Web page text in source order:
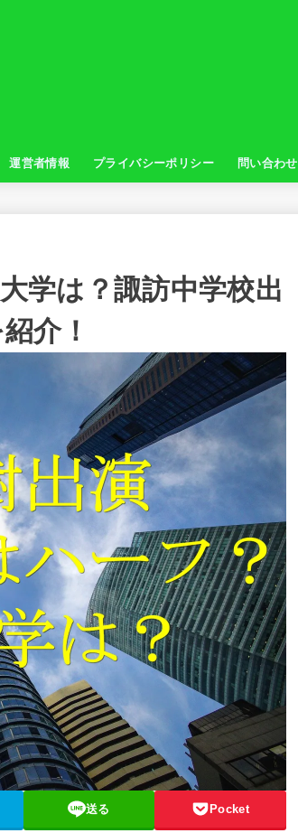
運営者情報 プライバシーポリシー 問い合わせ
学は？諏訪中学校出
介！
送る Pocket